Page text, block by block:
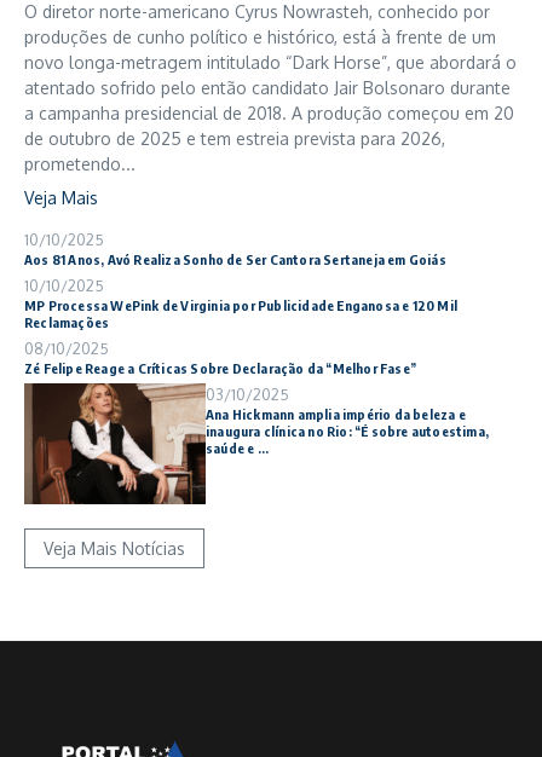
O diretor norte-americano Cyrus Nowrasteh, conhecido por
produções de cunho político e histórico, está à frente de um
novo longa-metragem intitulado “Dark Horse”, que abordará o
atentado sofrido pelo então candidato Jair Bolsonaro durante
a campanha presidencial de 2018. A produção começou em 20
de outubro de 2025 e tem estreia prevista para 2026,
prometendo...
Veja Mais
10/10/2025
Aos 81 Anos, Avó Realiza Sonho de Ser Cantora Sertaneja em Goiás
10/10/2025
MP Processa WePink de Virginia por Publicidade Enganosa e 120 Mil
Reclamações
08/10/2025
Zé Felipe Reage a Críticas Sobre Declaração da “Melhor Fase”
03/10/2025
Ana Hickmann amplia império da beleza e
inaugura clínica no Rio: “É sobre autoestima,
saúde e ...
Veja Mais Notícias